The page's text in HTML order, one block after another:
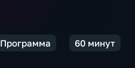
Программа 60 минут